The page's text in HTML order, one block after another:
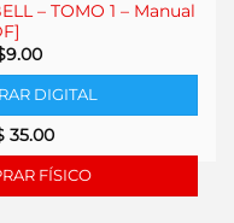
– TOMO 1 – Manual
9.00El
actual
es:
US$9.00.
DIGITAL
35.00
FÍSICO